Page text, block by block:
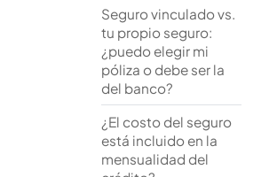
Seguro vinculado vs.
tu propio seguro:
¿puedo elegir mi
póliza o debe ser la
del banco?
¿El costo del seguro
está incluido en la
mensualidad del